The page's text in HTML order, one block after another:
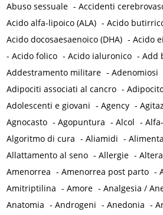
Abuso sessuale -Accidenti
Acido alfa-lipoico (ALA) -Acido
Acido docosaesaenoico (DHA) -Acido
-Acido folico -Acido ialuronico -Add
Addestramento militare -Adenomiosi
Adipociti associati al cancro -
Adolescenti e giovani -Agency -
Agnocasto -Agopuntura -Alcol -
Algoritmo di cura -Aliamidi -
Allattamento al seno -Allergie -
Amenorrea -Amenorrea post parto -
Amitriptilina -Amore -Analgesia /
Anatomia -Androgeni -Anedonia -